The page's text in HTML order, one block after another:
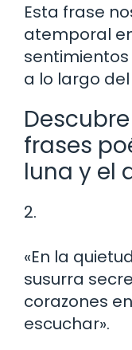
Esta frase
atemporal
a lo largo
frases
luna y el
2.
«En la
susurra
corazones
escuchar».